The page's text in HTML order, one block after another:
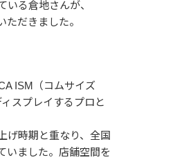
る倉地さんが、
だきました。
ISM（コムサイズ
スプレイするプロと
げ時期と重なり、全国
いました。店舗空間を